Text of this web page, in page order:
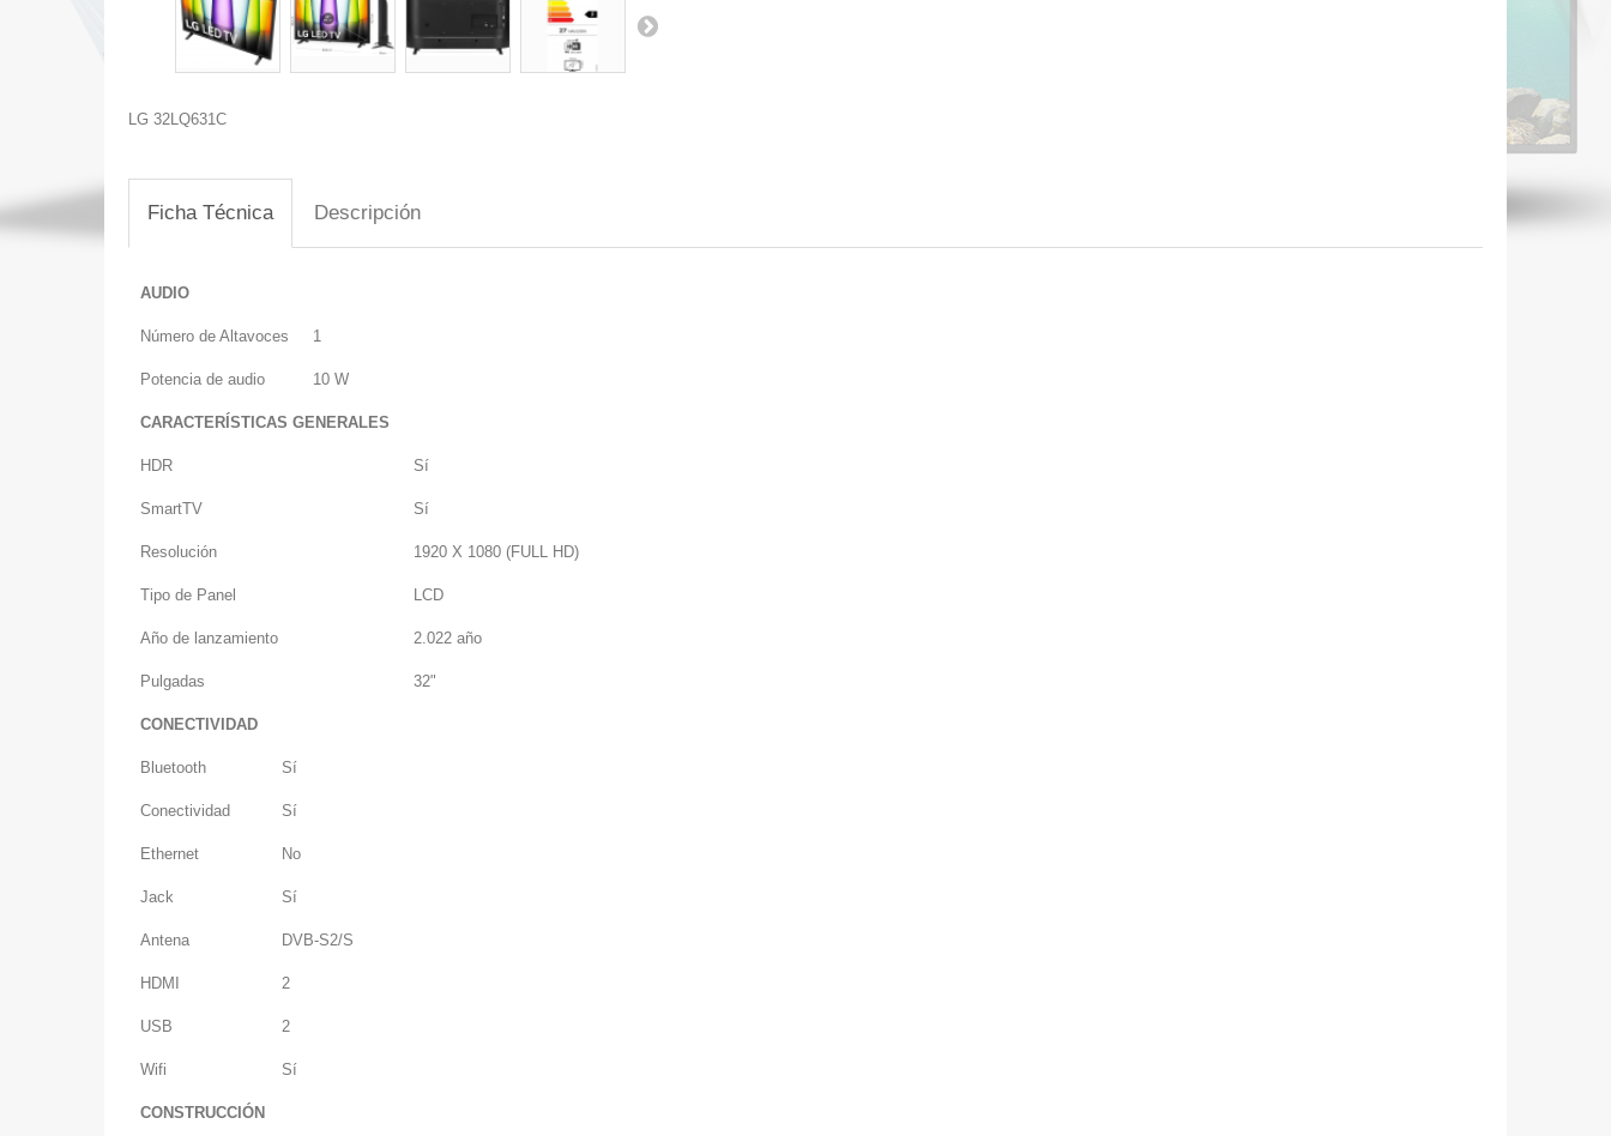
LG 32LQ631C
Ficha Técnica Descripción
AUDIO
Número de Altavoces 1
Potencia de audio 10 W
CARACTERÍSTICAS GENERALES
HDR Sí
SmartTV Sí
Resolución 1920 X 1080 (FULL HD)
Tipo de Panel LCD
Año de lanzamiento 2.022 año
Pulgadas 32"
CONECTIVIDAD
Bluetooth Sí
Conectividad Sí
Ethernet No
Jack Sí
Antena DVB-S2/S
HDMI 2
USB 2
Wifi Sí
CONSTRUCCIÓN